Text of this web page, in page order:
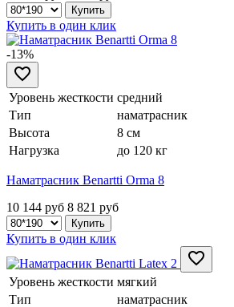
Купить в один клик
-13%
Уровень жесткости средний
Тип
наматрасник
Высота
8 см
Нагрузка
до 120 кг
Наматрасник Benartti Orma 8
10 144 руб 8 821 руб
Купить в один клик
Уровень жесткости мягкий
Тип
наматрасник